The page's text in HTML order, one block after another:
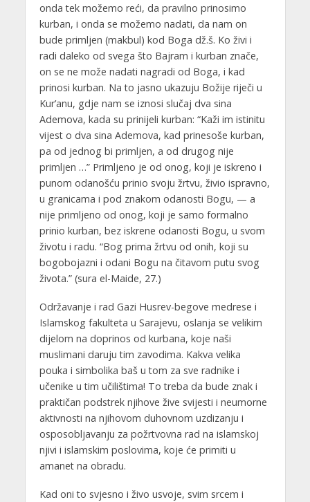
onda tek možemo reći, da pravilno prinosimo
kurban, i onda se možemo nadati, da nam on
bude primljen (makbul) kod Boga dž.š. Ko živi i
radi daleko od svega što Bajram i kurban znače,
on se ne može nadati nagradi od Boga, i kad
prinosi kurban. Na to jasno ukazuju Božije riječi u
Kur’anu, gdje nam se iznosi slučaj dva sina
Ademova, kada su prinijeli kurban: “Kaži im istinitu
vijest o dva sina Ademova, kad prinesoše kurban,
pa od jednog bi primljen, a od drugog nije
primljen …” Primljeno je od onog, koji je iskreno i
punom odanošću prinio svoju žrtvu, živio ispravno,
u granicama i pod znakom odanosti Bogu, — a
nije primljeno od onog, koji je samo formalno
prinio kurban, bez iskrene odanosti Bogu, u svom
životu i radu. “Bog prima žrtvu od onih, koji su
bogobojazni i odani Bogu na čitavom putu svog
života.” (sura el-Maide, 27.)
Održavanje i rad Gazi Husrev-begove medrese i
Islamskog fakulteta u Sarajevu, oslanja se velikim
dijelom na doprinos od kurbana, koje naši
muslimani daruju tim zavodima. Kakva velika
pouka i simbolika baš u tom za sve radnike i
učenike u tim učilištima! To treba da bude znak i
praktičan podstrek njihove žive svijesti i neumorne
aktivnosti na njihovom duhovnom uzdizanju i
osposobljavanju za požrtvovna rad na islamskoj
njivi i islamskim poslovima, koje će primiti u
amanet na obradu.
Kad oni to svjesno i živo usvoje, svim srcem i